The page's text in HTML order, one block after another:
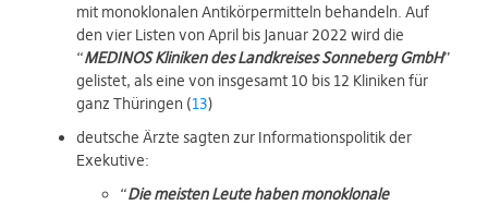
mit monoklonalen Antikörpermitteln behandeln. Auf
den vier Listen von April bis Januar 2022 wird die
“MEDINOS Kliniken des Landkreises Sonneberg GmbH”
gelistet, als eine von insgesamt 10 bis 12 Kliniken für
ganz Thüringen (13)
deutsche Ärzte sagten zur Informationspolitik der
Exekutive:
“Die meisten Leute haben monoklonale